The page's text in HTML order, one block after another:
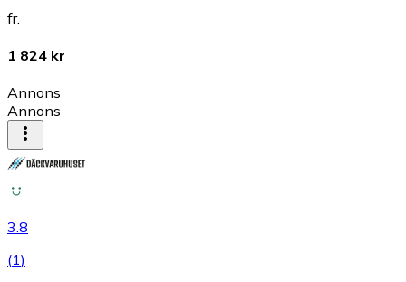
fr.
1 824 kr
Annons
Annons
3.8
(1)